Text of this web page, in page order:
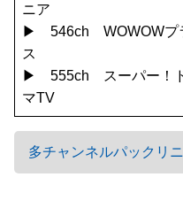
ニア
▶ 546ch WOWOWプ
ス
▶ 555ch スーパー！
マTV
多チャンネルパックリ